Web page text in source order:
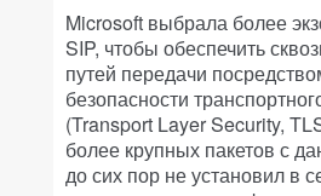
Microsoft выбрала более
SIP, чтобы обеспечить
путей передачи
безопасности
(Transport Layer Security,
более крупных пакетов с
до сих пор не установил в